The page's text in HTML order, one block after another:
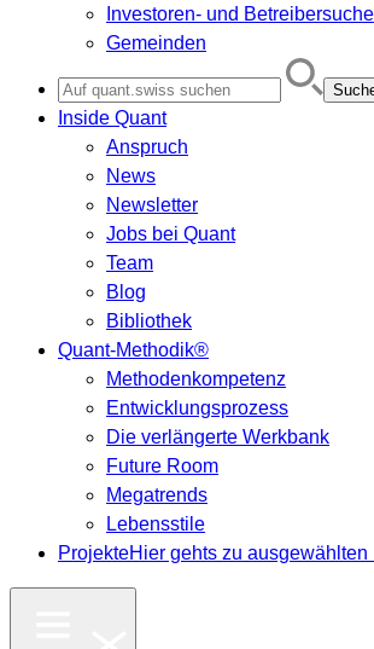
Investoren- und Betreibersuche
Gemeinden
for:
Inside Quant
Anspruch
News
Newsletter
Jobs bei Quant
Team
Blog
Bibliothek
Quant-Methodik®
Methodenkompetenz
Entwicklungsprozess
Die verlängerte Werkbank
Future Room
Megatrends
Lebensstile
ProjekteHier gehts zu